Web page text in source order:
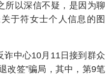
以深信不疑，是因为聊
于符女士个人信息的图
中心10月11日接到群众
改签”骗局，其中，第9笔